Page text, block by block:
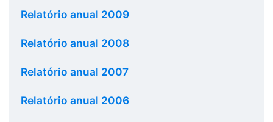
Relatório anual 2009
Relatório anual 2008
Relatório anual 2007
Relatório anual 2006